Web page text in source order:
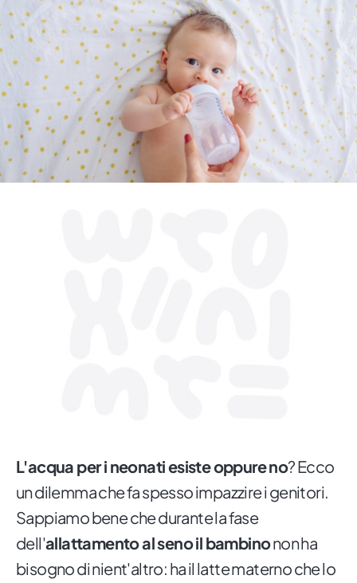
L'acqua per i neonati esiste oppure no? Ecco
un dilemma che fa spesso impazzire i genitori.
Sappiamo bene che durante la fase
dell'allattamento al seno il bambinonon ha
bisogno di nient'altro: ha il latte materno che lo